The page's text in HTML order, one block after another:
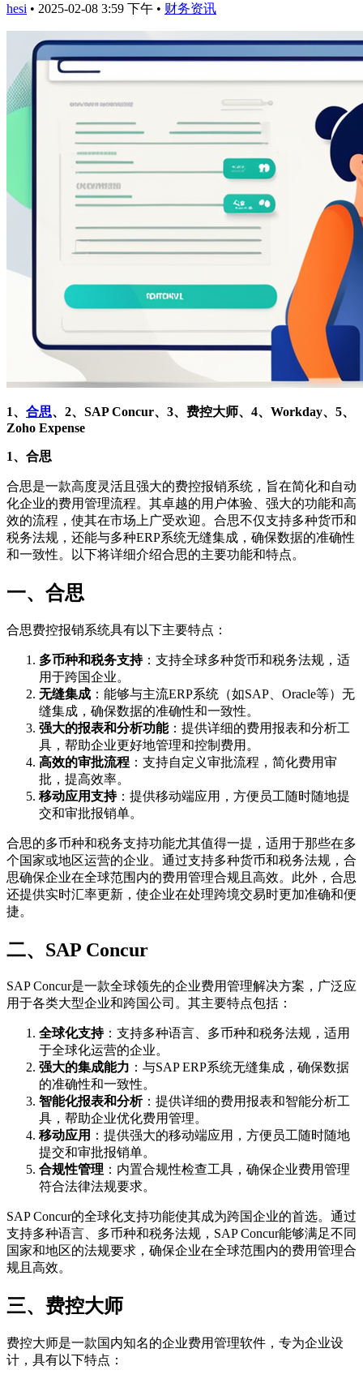
hesi • 2025-02-08 3:59 下午 • 财务资讯
1、 合思、2、SAP Concur、3、费控大师、4、Workday、5、
Zoho Expense
1、合思
合思是一款高度灵活且强大的费控报销系统，旨在简化和自动
化企业的费用管理流程。其卓越的用户体验、强大的功能和高
效的流程，使其在市场上广受欢迎。合思不仅支持多种货币和
税务法规，还能与多种ERP系统无缝集成，确保数据的准确性
和一致性。以下将详细介绍合思的主要功能和特点。
一、 合思
合思费控报销系统具有以下主要特点：
多币种和税务支持：支持全球多种货币和税务法规，适
用于跨国企业。
无缝集成 ：能够与主流ERP系统（如SAP、Oracle等）无
缝集成，确保数据的准确性和一致性。
强大的报表和分析功能：提供详细的费用报表和分析工
具，帮助企业更好地管理和控制费用。
高效的审批流程 ：支持自定义审批流程，简化费用审
批，提高效率。
移动应用支持：提供移动端应用，方便员工随时随地提
交和审批报销单。
合思的多币种和税务支持功能尤其值得一提，适用于那些在多
个国家或地区运营的企业。通过支持多种货币和税务法规，合
思确保企业在全球范围内的费用管理合规且高效。此外，合思
还提供实时汇率更新，使企业在处理跨境交易时更加准确和便
捷。
二、 SAP Concur
SAP Concur是一款全球领先的企业费用管理解决方案，广泛应
用于各类大型企业和跨国公司。其主要特点包括：
全球化支持：支持多种语言、多币种和税务法规，适用
于全球化运营的企业。
强大的集成能力 ：与SAP ERP系统无缝集成，确保数据
的准确性和一致性。
智能化报表和分析：提供详细的费用报表和智能分析工
具，帮助企业优化费用管理。
移动应用 ：提供强大的移动端应用，方便员工随时随地
提交和审批报销单。
合规性管理 ：内置合规性检查工具，确保企业费用管理
符合法律法规要求。
SAP Concur的全球化支持功能使其成为跨国企业的首选。通过
支持多种语言、多币种和税务法规，SAP Concur能够满足不同
国家和地区的法规要求，确保企业在全球范围内的费用管理合
规且高效。
三、 费控大师
费控大师是一款国内知名的企业费用管理软件，专为企业设
计，具有以下特点：